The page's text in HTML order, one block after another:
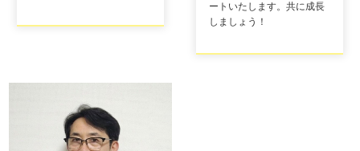
ートいたします。共に成長
しましょう！